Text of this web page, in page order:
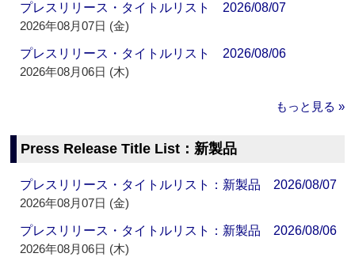
プレスリリース・タイトルリスト 2026/08/07
2026年08月07日 (金)
プレスリリース・タイトルリスト 2026/08/06
2026年08月06日 (木)
もっと見る »
Press Release Title List：新製品
プレスリリース・タイトルリスト：新製品 2026/08/07
2026年08月07日 (金)
プレスリリース・タイトルリスト：新製品 2026/08/06
2026年08月06日 (木)